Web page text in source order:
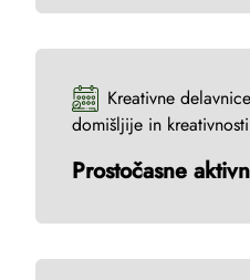
Kreativne
domišljije in
Prostočasne